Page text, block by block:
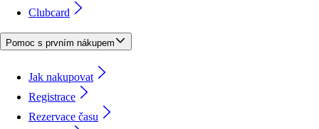
Clubcard
Pomoc s prvním nákupem
Jak nakupovat
Registrace
Rezervace času